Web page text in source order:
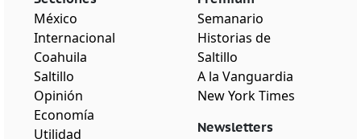
México
Internacional
Coahuila
Saltillo
Opinión
Economía
Utilidad
Semanario
Historias de
Saltillo
A la Vanguardia
New York Times
Newsletters